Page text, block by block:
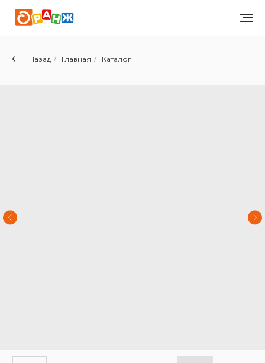
Назад / Главная / Каталог